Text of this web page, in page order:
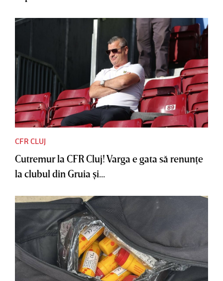
CFR CLUJ
Cutremur la CFR Cluj! Varga e gata să renunţe
la clubul din Gruia şi...